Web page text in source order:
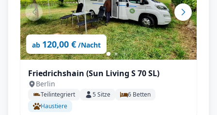
ab 120,00 € /Nacht
Friedrichshain (Sun Living S 70 SL)
Berlin
Teilintegriert 5Sitze 6 Betten
Haustiere